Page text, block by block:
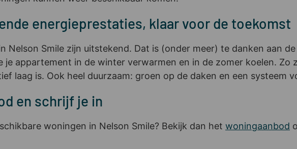
energieprestaties, klaar voor de toekomst
Nelson Smile zijn uitstekend. Dat is (onder meer) te danken aan
je appartement in de winter verwarmen en in de zomer koelen.
laag is. Ook heel duurzaam: groen op de daken en een systeem
en schrijf je in
woningen in Nelson Smile? Bekijk dan het woningaanbod